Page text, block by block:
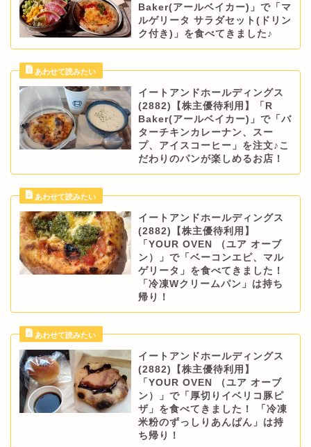
Baker(アールベイカー)」で「マ
ルゲリータ サラダセット(ドリン
ク付き)」を食べてきました♪
イートアンドホールディングス
(2882)【株主優待利用】「R
Baker(アールベイカー)」で「バ
ターチキンカレーナン、スー
プ、アイスコーヒー」を注文♪こ
だわりのパンが楽しめるお店！
イートアンドホールディングス
(2882)【株主優待利用】
「YOUR OVEN （ユア オーブ
ン）」で「ベーコンエピ、マル
ゲリータ」を食べてきました！
「冷凍Wクリームパン」は持ち
帰り！
イートアンドホールディングス
(2882)【株主優待利用】
「YOUR OVEN （ユア オーブ
ン）」で「厚切りイベリコ豚ピ
ザ」を食べてきました！ 「冷凍
米粉のずっしりあんぱん」は持
ち帰り！